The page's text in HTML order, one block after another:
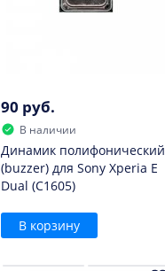
90 руб.
В наличии
Динамик полифонический
(buzzer) для Sony Xperia E
Dual (C1605)
В корзину